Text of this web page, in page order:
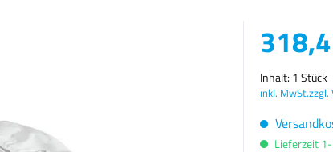
Inhalt: 1 Stück
inkl. MwSt.zzgl.
Lieferzeit